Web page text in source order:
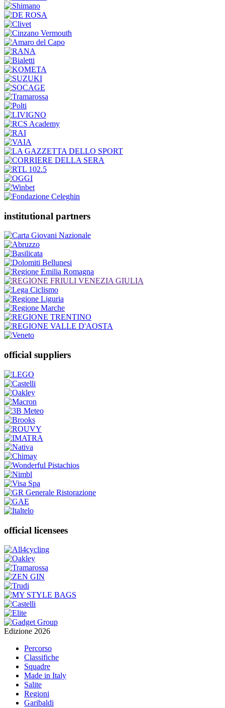
institutional partners
official suppliers
official licensees
Edizione 2026
Percorso
Classifiche
Squadre
Made in Italy
Salite
Regioni
Garibaldi